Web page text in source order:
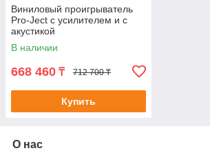
Виниловый проигрыватель
Pro-Ject с усилителем и с
акустикой
В наличии
668 460 ₸ 712 700 ₸
Купить
О нас